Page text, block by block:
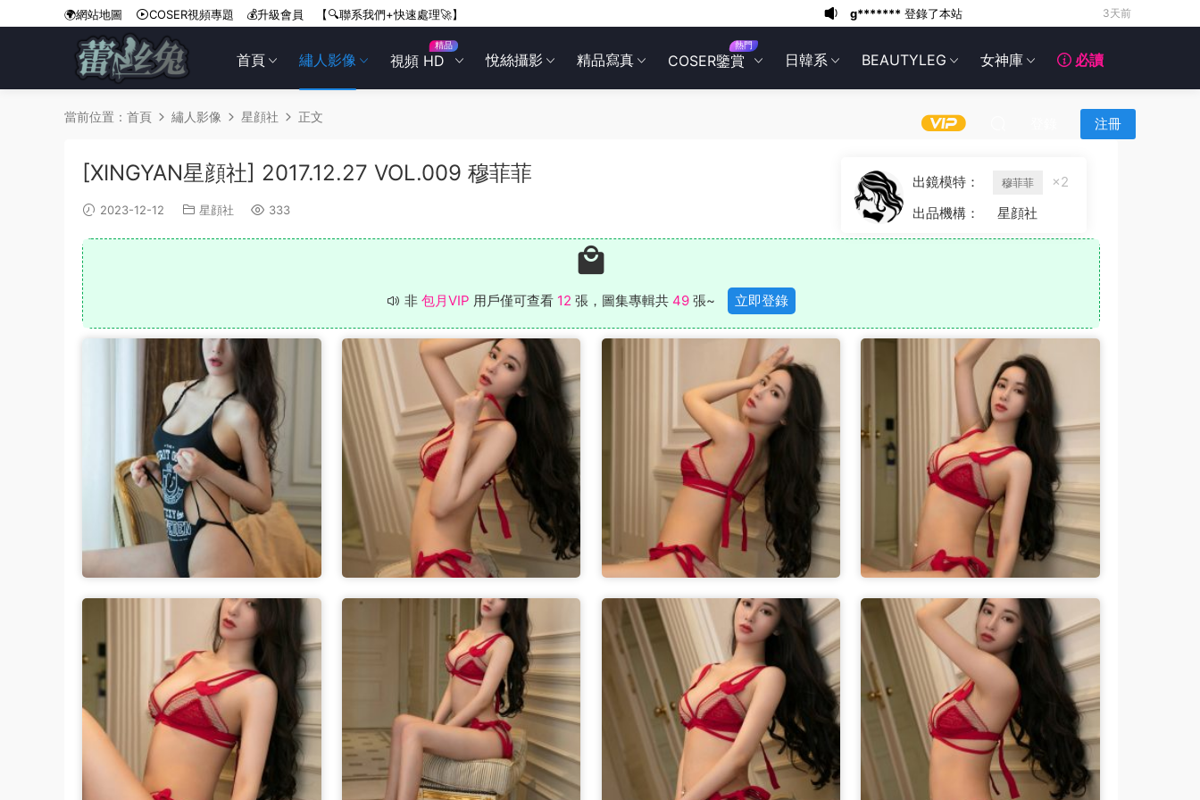
首頁 繡人影像 視頻 HD
精品
悅絲攝影 精品寫真 COSER鑒賞
熱門
日韓系 BEAUTYLEG 女神庫 必讀
注冊
🌍網站地圖 COSER視頻專題 💰升級會員 【🔍聯系我們+快速處理🚀】 g******* 登錄了本站 3天前
6******* 3天前
6******* 3天前
3天前
6*******
6*******
g*******
當前位置： 首頁 繡人影像 星顔社 正文
[XINGYAN星顔社] 2017.12.27 VOL.009 穆菲菲
2023-12-12 星顔社 333
出鏡模特： 穆菲菲
×2
出品機構：
星顔社
非 包月VIP 用戶僅可查看 12 張，圖集專輯共 49 張~ 立即登錄